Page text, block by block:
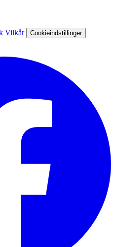
Vilkår Cookieindstillinger